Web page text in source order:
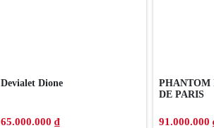
Devialet Dione
65.000.000 ₫
PHANTOM
DE PARIS
91.000.000